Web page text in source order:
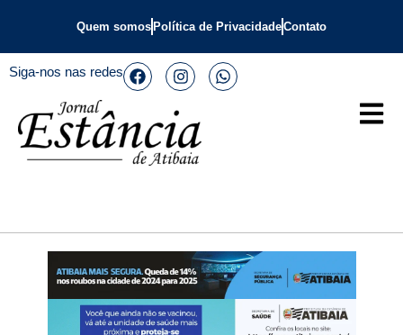
Quem somos Política de PrivacidadeContato
Siga-nos nas redes